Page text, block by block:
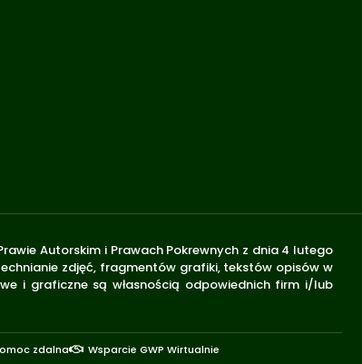
Autorskim i Prawach Pokrewnych z dnia 4 lutego
zdjęć, fragmentów grafiki, tekstów opisów w
i graficzne są własnością odpowiednich firm i/lub
zdalna Wsparcie GWP Wirtualnie